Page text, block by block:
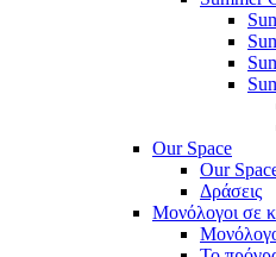
Our Space
Our
Δράσεις
Μονόλογοι σε